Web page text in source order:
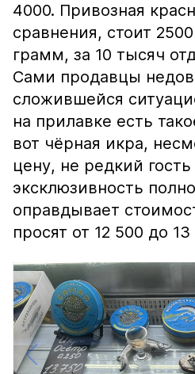
4000. Привозная
сравнения, стоит
грамм, за 10 тысяч
Сами продавцы
сложившейся
на прилавке есть
вот чёрная икра,
цену, не редкий
эксклюзивность
оправдывает
просят от 12 500 до